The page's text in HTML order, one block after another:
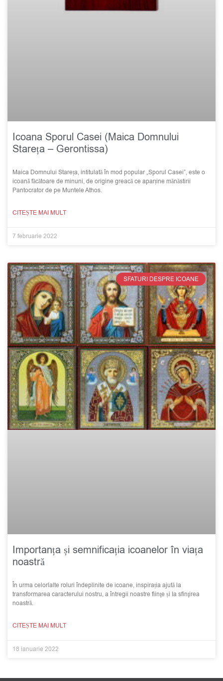
Icoana Sporul Casei (Maica Domnului
Stareța – Gerontissa)
Maica Domnului Stareța, intitulată în mod popular „Sporul Casei”, este o
icoană făcătoare de minuni, de origine greacă ce aparține mănăstirii
Pantocrator de pe Muntele Athos.
CITEȘTE MAI MULT
7 februarie 2022
SFATURI DESPRE ICOANE
Importanța și semnificația icoanelor în viața
noastră
În urma celorlalte roluri îndeplinite de icoane, inspirația ajută la
transformarea caracterului nostru, a întregii noastre fiinţe și Ia sfinţirea
noastră.
CITEȘTE MAI MULT
18 ianuarie 2022